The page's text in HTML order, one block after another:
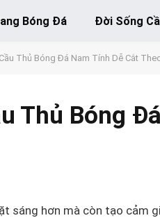
Bóng Đá Đời Sống
Thủ Bóng Đá Nam Tính Dễ Cắt
Thủ Bóng
sáng hơn mà còn tạo cảm